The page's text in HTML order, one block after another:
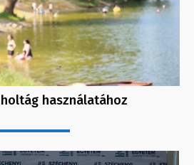
használatához